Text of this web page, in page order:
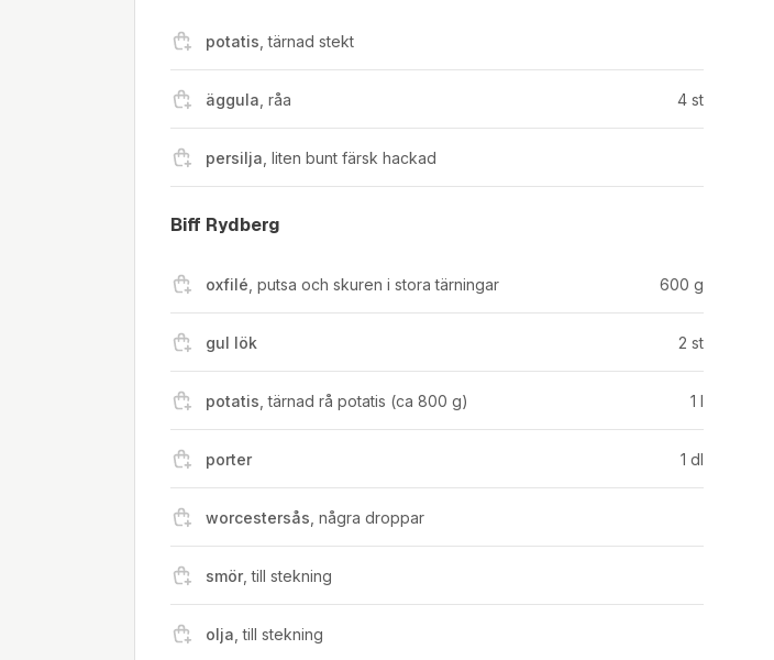
potatis ,tärnad stekt
äggula råa 4 st
persilja liten bunt färsk hackad
Biff Rydberg
oxfilé putsa och skuren i stora tärningar 600 g
gul lök 2 st
potatis ,tärnad rå potatis (ca 800 g) 1 l
porter 1 dl
worcestersås några droppar
smör ,till stekning
olja ,till stekning